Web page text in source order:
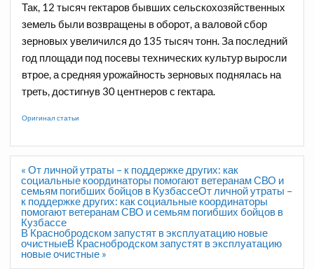
Так, 12 тысяч гектаров бывших сельскохозяйственных
земель были возвращены в оборот, а валовой сбор
зерновых увеличился до 135 тысяч тонн. За последний
год площади под посевы технических культур выросли
втрое, а средняя урожайность зерновых поднялась на
треть, достигнув 30 центнеров с гектара.
Оригинал статьи
Навигация
по
записям
« От личной утраты – к поддержке других: как
социальные координаторы помогают ветеранам СВО и
семьям погибших бойцов в КузбассеОт личной утраты –
к поддержке других: как социальные координаторы
помогают ветеранам СВО и семьям погибших бойцов в
Кузбассе
В Краснобродском запустят в эксплуатацию новые
очистныеВ Краснобродском запустят в эксплуатацию
новые очистные »